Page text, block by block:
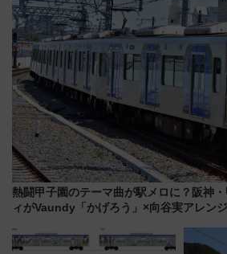
熱闘甲子園のテーマ曲が駅メロに？阪神
ィがVaundy「かげろう」×向谷実アレン